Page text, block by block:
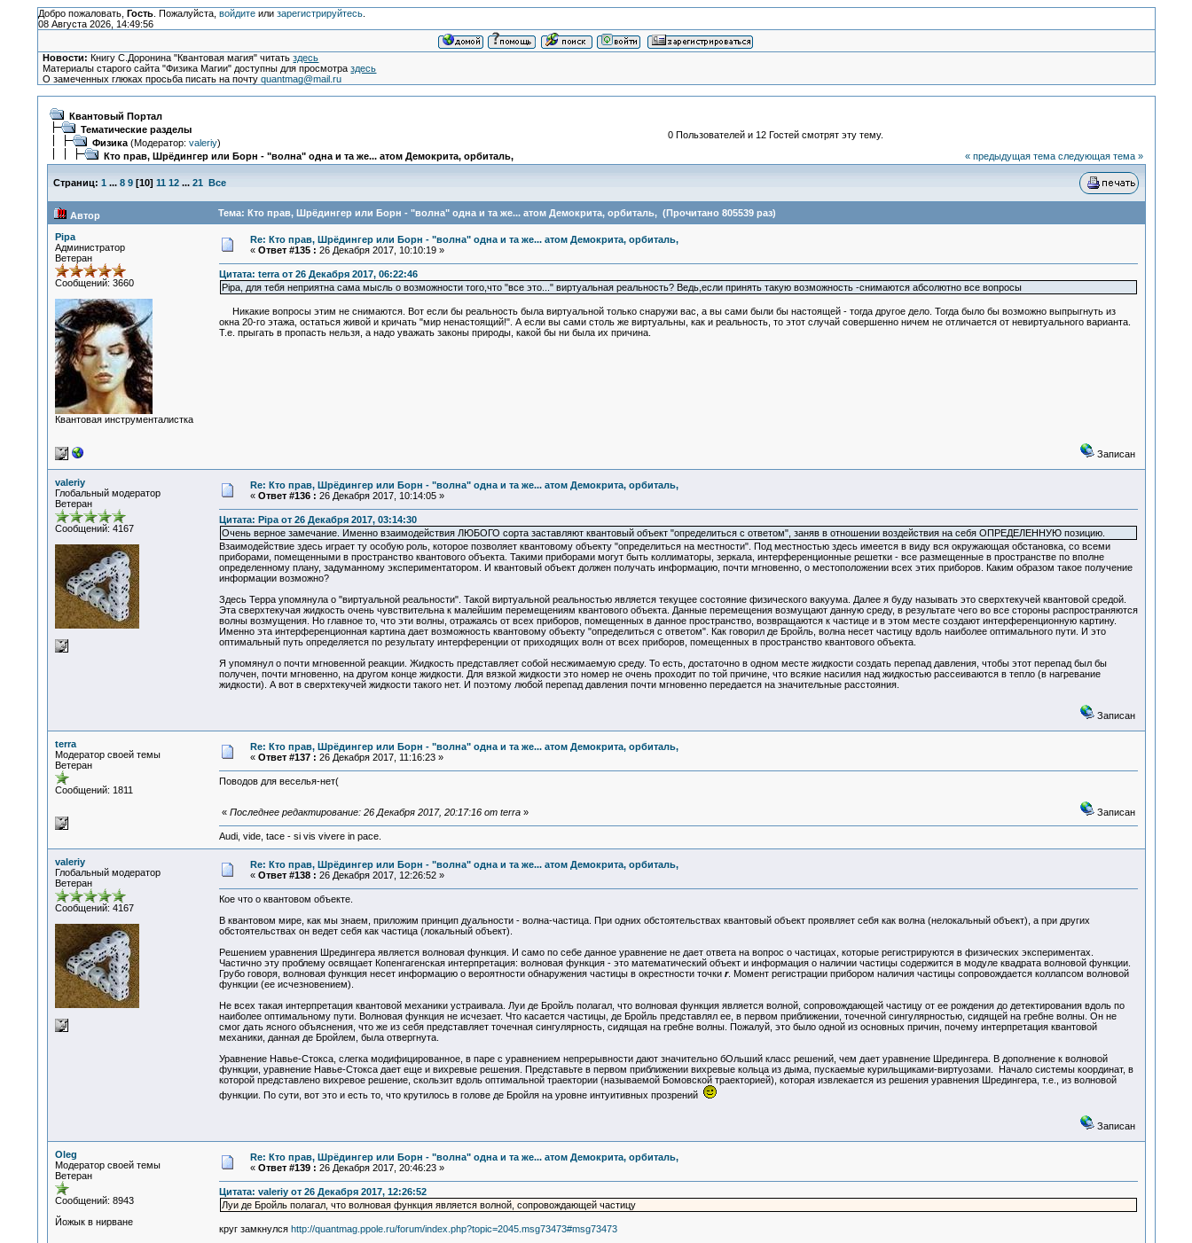
Добро пожаловать, Гость. Пожалуйста, войдитеили зарегистрируйтесь.
08 Августа 2026, 14:49:56
Новости: Книгу С.Доронина "Квантовая магия" читатьздесь
Материалы старого сайта "Физика Магии" доступны для просмотраздесь
О замеченных глюках просьба писать на почтуquantmag@mail.ru
Квантовый Портал
Тематические разделы
Физика(Модератор: valeriy)
Кто прав, Шрёдингер или Борн - "волна" одна и та же... атом Демокрита, орбиталь,
0 Пользователей и 12 Гостей смотрят эту тему.
« предыдущая тема следующая тема »
Страниц: 1 ... 8 9[10] 11 12 ... 21 Все
Автор Тема: Кто прав, Шрёдингер или Борн - "волна" одна и та же... атом Демокрита, орбиталь, (Прочитано 805539 раз)
Pipa
Администратор
Ветеран
Сообщений: 3660
Квантовая инструменталистка
Re: Кто прав, Шрёдингер или Борн - "волна" одна и та же... атом Демокрита, орбиталь,
« Ответ #135 : 26 Декабря 2017, 10:10:19 »
Цитата: terra от 26 Декабря 2017, 06:22:46
Pipa, для тебя неприятна сама мысль о возможности того,что "все это..." виртуальная реальность? Ведь,если принять такую возможность -снимаются абсолютно все вопросы
Никакие вопросы этим не снимаются. Вот если бы реальность была виртуальной только снаружи вас, а вы сами были бы настоящей - тогда другое дело. Тогда было бы возможно выпрыгнуть из
окна 20-го этажа, остаться живой и кричать "мир ненастоящий!". А если вы сами столь же виртуальны, как и реальность, то этот случай совершенно ничем не отличается от невиртуального варианта.
Т.е. прыгать в пропасть нельзя, а надо уважать законы природы, какой бы ни была их причина.
Записан
valeriy
Глобальный модератор
Ветеран
Сообщений: 4167
Re: Кто прав, Шрёдингер или Борн - "волна" одна и та же... атом Демокрита, орбиталь,
« Ответ #136 : 26 Декабря 2017, 10:14:05 »
Цитата: Pipa от 26 Декабря 2017, 03:14:30
Очень верное замечание. Именно взаимодействия ЛЮБОГО сорта заставляют квантовый объект "определиться с ответом", заняв в отношении воздействия на себя ОПРЕДЕЛЕННУЮ позицию.
Взаимодействие здесь играет ту особую роль, которое позволяет квантовому объекту "определиться на местности". Под местностью здесь имеется в виду вся окружающая обстановка, со всеми
приборами, помещенными в пространство квантового объекта. Такими приборами могут быть коллиматоры, зеркала, интерференционные решетки - все размещенные в пространстве по вполне
определенному плану, задуманному экспериментатором. И квантовый объект должен получать информацию, почти мгновенно, о местоположении всех этих приборов. Каким образом такое получение
информации возможно?
Здесь Терра упомянула о "виртуальной реальности". Такой виртуальной реальностью является текущее состояние физического вакуума. Далее я буду называть это сверхтекучей квантовой средой.
Эта сверхтекучая жидкость очень чувствительна к малейшим перемещениям квантового объекта. Данные перемещения возмущают данную среду, в результате чего во все стороны распространяются
волны возмущения. Но главное то, что эти волны, отражаясь от всех приборов, помещенных в данное пространство, возвращаются к частице и в этом месте создают интерференционную картину.
Именно эта интерференционная картина дает возможность квантовому объекту "определиться с ответом". Как говорил де Бройль, волна несет частицу вдоль наиболее оптимального пути. И это
оптимальный путь определяется по результату интерференции от приходящих волн от всех приборов, помещенных в пространство квантового объекта.
Я упомянул о почти мгновенной реакции. Жидкость представляет собой несжимаемую среду. То есть, достаточно в одном месте жидкости создать перепад давления, чтобы этот перепад был бы
получен, почти мгновенно, на другом конце жидкости. Для вязкой жидкости это номер не очень проходит по той причине, что всякие насилия над жидкостью рассеиваются в тепло (в нагревание
жидкости). А вот в сверхтекучей жидкости такого нет. И поэтому любой перепад давления почти мгновенно передается на значительные расстояния.
Записан
terra
Модератор своей темы
Ветеран
Сообщений: 1811
Re: Кто прав, Шрёдингер или Борн - "волна" одна и та же... атом Демокрита, орбиталь,
« Ответ #137 : 26 Декабря 2017, 11:16:23 »
Поводов для веселья-нет(
« Последнее редактирование: 26 Декабря 2017, 20:17:16 от terra» Записан
Audi, vide, tace - si vis vivere in pace.
valeriy
Глобальный модератор
Ветеран
Сообщений: 4167
Re: Кто прав, Шрёдингер или Борн - "волна" одна и та же... атом Демокрита, орбиталь,
« Ответ #138 : 26 Декабря 2017, 12:26:52 »
Кое что о квантовом объекте.
В квантовом мире, как мы знаем, приложим принцип дуальности - волна-частица. При одних обстоятельствах квантовый объект проявляет себя как волна (нелокальный объект), а при других
обстоятельствах он ведет себя как частица (локальный объект).
Решением уравнения Шредингера является волновая функция. И само по себе данное уравнение не дает ответа на вопрос о частицах, которые регистрируются в физических экспериментах.
Частично эту проблему освящает Копенгагенская интерпретация: волновая функция - это математический объект и информация о наличии частицы содержится в модуле квадрата волновой функции.
Грубо говоря, волновая функция несет информацию о вероятности обнаружения частицы в окрестности точки r. Момент регистрации прибором наличия частицы сопровождается коллапсом волновой
функции (ее исчезновением).
Не всех такая интерпретация квантовой механики устраивала. Луи де Бройль полагал, что волновая функция является волной, сопровождающей частицу от ее рождения до детектирования вдоль по
наиболее оптимальному пути. Волновая функция не исчезает. Что касается частицы, де Бройль представлял ее, в первом приближении, точечной сингулярностью, сидящей на гребне волны. Он не
смог дать ясного объяснения, что же из себя представляет точечная сингулярность, сидящая на гребне волны. Пожалуй, это было одной из основных причин, почему интерпретация квантовой
механики, данная де Бройлем, была отвергнута.
Уравнение Навье-Стокса, слегка модифицированное, в паре с уравнением непрерывности дают значительно бОльший класс решений, чем дает уравнение Шредингера. В дополнение к волновой
функции, уравнение Навье-Стокса дает еще и вихревые решения. Представьте в первом приближении вихревые кольца из дыма, пускаемые курильщиками-виртуозами. Начало системы координат, в
которой представлено вихревое решение, скользит вдоль оптимальной траектории (называемой Бомовской траекторией), которая извлекается из решения уравнения Шредингера, т.е., из волновой
функции. По сути, вот это и есть то, что крутилось в голове де Бройля на уровне интуитивных прозрений
Записан
Oleg
Модератор своей темы
Ветеран
Сообщений: 8943
Йожык в нирване
Re: Кто прав, Шрёдингер или Борн - "волна" одна и та же... атом Демокрита, орбиталь,
« Ответ #139 : 26 Декабря 2017, 20:46:23 »
Цитата: valeriy от 26 Декабря 2017, 12:26:52
Луи де Бройль полагал, что волновая функция является волной, сопровождающей частицу
круг замкнулся http://quantmag.ppole.ru/forum/index.php?topic=2045.msg73473#msg73473